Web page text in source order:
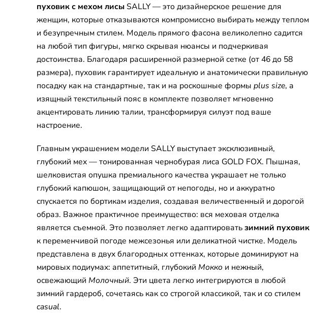
пуховик с мехом лисы SALLY — это дизайнерское решение для
женщин, которые отказываются компромиссно выбирать между теплом
и безупречным стилем. Модель прямого фасона великолепно садится
на любой тип фигуры, мягко скрывая нюансы и подчеркивая
достоинства. Благодаря расширенной размерной сетке (от 46 до 58
размера), пуховик гарантирует идеальную и анатомически правильную
посадку как на стандартные, так и на роскошные формы plus size, а
изящный текстильный пояс в комплекте позволяет мгновенно
акцентировать линию талии, трансформируя силуэт под ваше
настроение.
Главным украшением модели SALLY выступает эксклюзивный,
глубокий мех — тонированная чернобурая лиса GOLD FOX. Пышная,
шелковистая опушка премиального качества украшает не только
глубокий капюшон, защищающий от непогоды, но и аккуратно
спускается по бортикам изделия, создавая величественный и дорогой
образ. Важное практичное преимущество: вся меховая отделка
является съемной. Это позволяет легко адаптироватьзимний пуховик
к переменчивой погоде межсезонья или деликатной чистке. Модель
представлена в двух благородных оттенках, которые доминируют на
мировых подиумах: аппетитный, глубокий Мокко и нежный,
освежающий Молочный. Эти цвета легко интегрируются в любой
зимний гардероб, сочетаясь как со строгой классикой, так и со стилем
casual.